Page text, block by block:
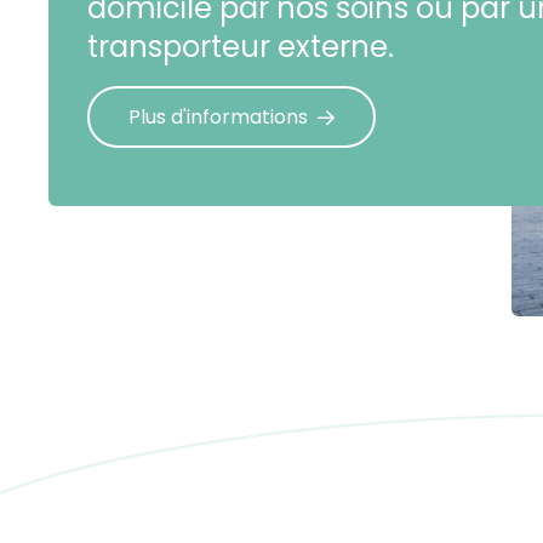
transporteur externe.
Plus d'informations